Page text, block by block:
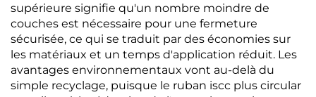
supérieure signifie qu'un nombre moindre de
couches est nécessaire pour une fermeture
sécurisée, ce qui se traduit par des économies sur
les matériaux et un temps d'application réduit. Les
avantages environnementaux vont au-delà du
simple recyclage, puisque le ruban iscc plus circular